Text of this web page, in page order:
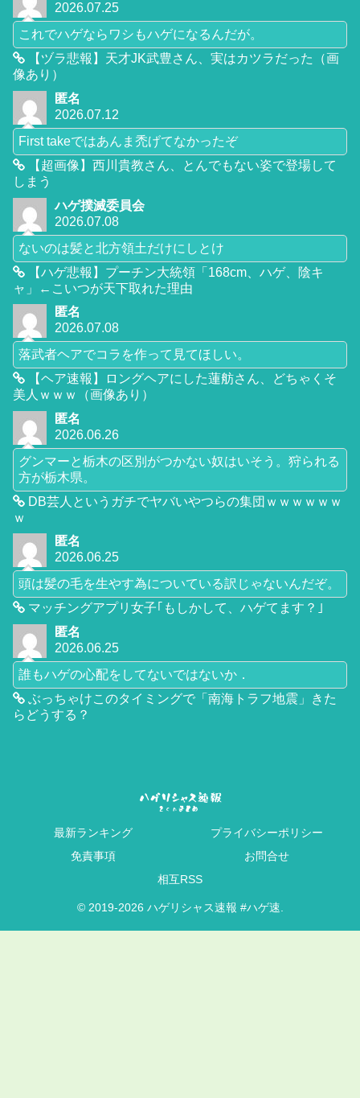
2026.07.25
これでハゲならワシもハゲになるんだが。
【ヅラ悲報】天才JK武豊さん、実はカツラだった（画
像あり）
匿名
2026.07.12
First takeではあんま禿げてなかったぞ
【超画像】西川貴教さん、とんでもない姿で登場して
しまう
ハゲ撲滅委員会
2026.07.08
ないのは髪と北方領土だけにしとけ
【ハゲ悲報】プーチン大統領「168cm、ハゲ、陰キ
ャ」←こいつが天下取れた理由
匿名
2026.07.08
落武者ヘアでコラを作って見てほしい。
【ヘア速報】ロングヘアにした蓮舫さん、どちゃくそ
美人ｗｗｗ（画像あり）
匿名
2026.06.26
グンマーと栃木の区別がつかない奴はいそう。狩られる
方が栃木県。
DB芸人というガチでヤバいやつらの集団ｗｗｗｗｗｗ
ｗ
匿名
2026.06.25
頭は髪の毛を生やす為についている訳じゃないんだぞ。
マッチングアプリ女子｢もしかして、ハゲてます？｣
匿名
2026.06.25
誰もハゲの心配をしてないではないか．
ぶっちゃけこのタイミングで「南海トラフ地震」きた
らどうする？
最新ランキング
プライバシーポリシー
免責事項
お問合せ
相互RSS
© 2019-2026 ハゲリシャス速報 #ハゲ速.